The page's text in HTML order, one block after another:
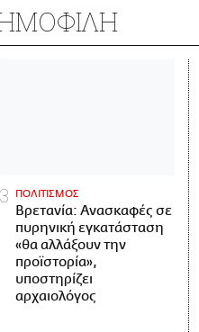
ΠΟΛΙΤΙΣΜΟΣ
Βρετανία: Ανασκαφές σε
πυρηνική εγκατάσταση
«θα αλλάξουν την
προϊστορία»,
υποστηρίζει
αρχαιολόγος